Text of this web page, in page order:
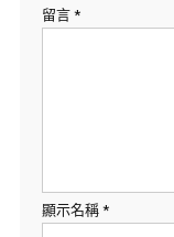
留言 *
顯示名稱 *